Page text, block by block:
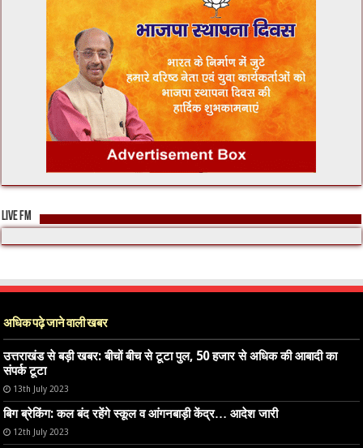
LIVE FM
अधिक पढ़े जाने वाली खबर
उत्तराखंड से बड़ी खबर: बीचों बीच से टूटा पुल, 50 हजार से अधिक की आबादी का
संपर्क टूटा
13th July 2023
बिग ब्रेकिंग: कल बंद रहेंगे स्कूल व आंगनबाड़ी केंद्र… आदेश जारी
12th July 2023